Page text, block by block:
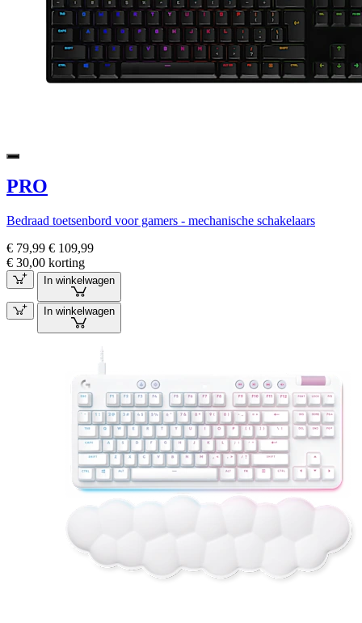
PRO
Bedraad toetsenbord voor gamers - mechanische schakelaars
€ 79,99 € 109,99
€ 30,00 korting
In winkelwagen
In winkelwagen